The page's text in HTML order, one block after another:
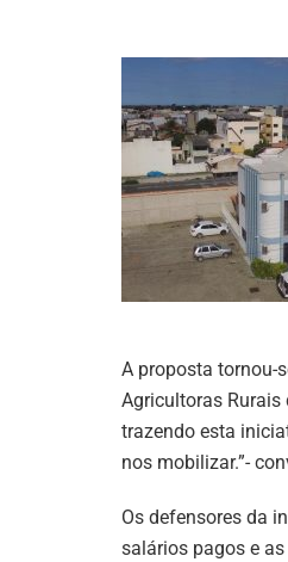
A proposta tornou-
Agricultoras
trazendo esta
nos mobilizar.”-
Os defensores da
salários pagos e as